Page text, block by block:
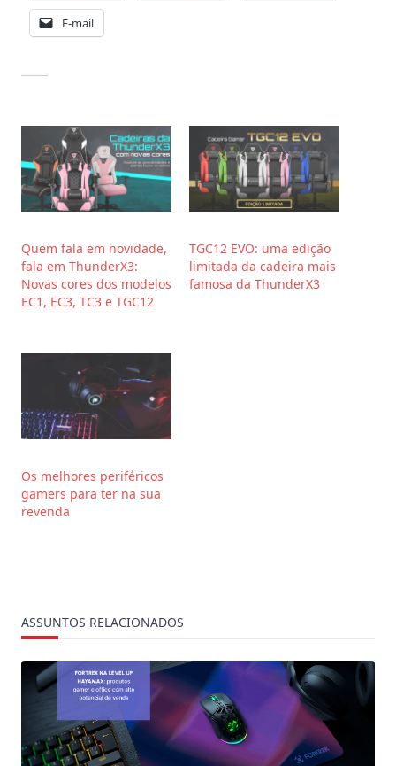
E-mail
Quem fala em novidade,
fala em ThunderX3:
Novas cores dos modelos
EC1, EC3, TC3 e TGC12
TGC12 EVO: uma edição
limitada da cadeira mais
famosa da ThunderX3
Os melhores periféricos
gamers para ter na sua
revenda
ASSUNTOS RELACIONADOS